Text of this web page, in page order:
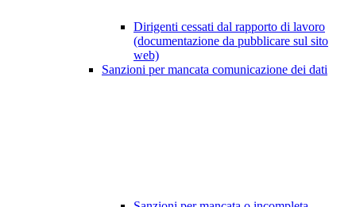
Dirigenti cessati dal rapporto di lavoro
(documentazione da pubblicare sul sito
web)
Sanzioni per mancata comunicazione dei dati